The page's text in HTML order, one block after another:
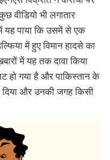
वीडियो भी लगातार
यह पाया कि उसमें से एक
में हुए विमान हादसे का
में यह तक दावा किया
हो गया है और पाकिस्तान के
और उनकी जगह किसी